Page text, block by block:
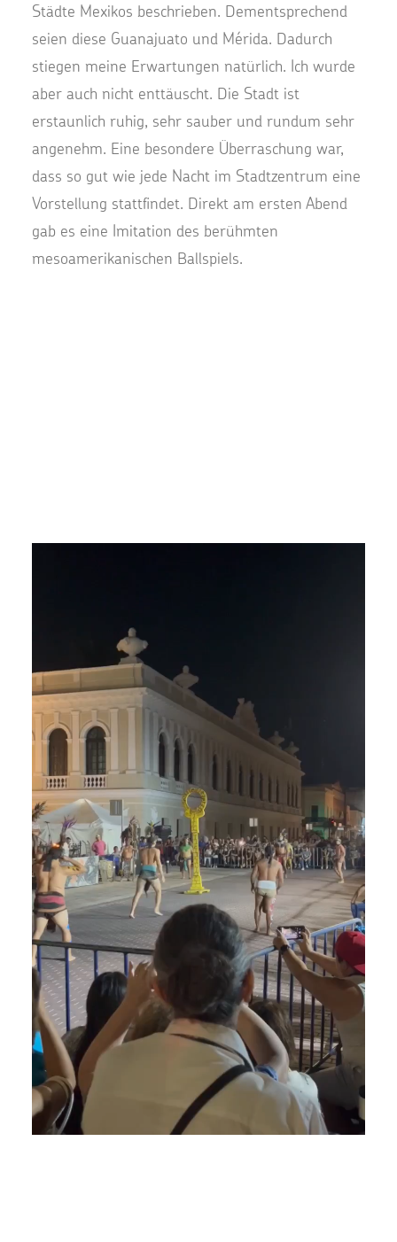
Städte Mexikos beschrieben. Dementsprechend
seien diese Guanajuato und Mérida. Dadurch
stiegen meine Erwartungen natürlich. Ich wurde
aber auch nicht enttäuscht. Die Stadt ist
erstaunlich ruhig, sehr sauber und rundum sehr
angenehm. Eine besondere Überraschung war,
dass so gut wie jede Nacht im Stadtzentrum eine
Vorstellung stattfindet. Direkt am ersten Abend
gab es eine Imitation des berühmten
mesoamerikanischen Ballspiels.